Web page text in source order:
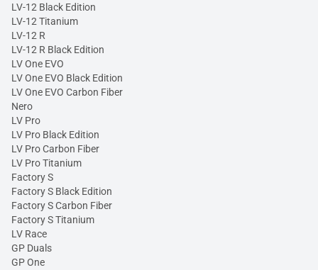
LV-12 Black Edition
LV-12 Titanium
LV-12 R
LV-12 R Black Edition
LV One EVO
LV One EVO Black Edition
LV One EVO Carbon Fiber
Nero
LV Pro
LV Pro Black Edition
LV Pro Carbon Fiber
LV Pro Titanium
Factory S
Factory S Black Edition
Factory S Carbon Fiber
Factory S Titanium
LV Race
GP Duals
GP One